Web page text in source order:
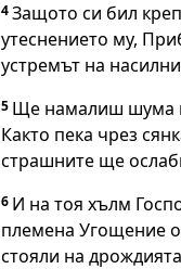
4Защото си бил
утеснението му,
устремът на
5 Ще намалиш шума
Както пека чрез
страшните ще
6 И на тоя хълм
племена Угощение
стояли на